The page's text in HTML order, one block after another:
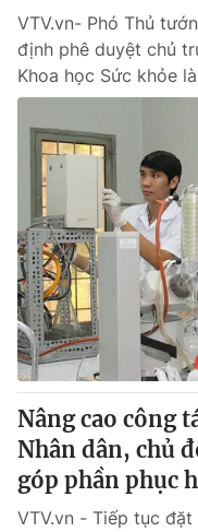
VTV.vn- Phó Thủ
định phê duyệt chủ
Khoa học Sức khỏe
Nâng cao công
Nhân dân, chủ
góp phần phục
VTV.vn - Tiếp tục